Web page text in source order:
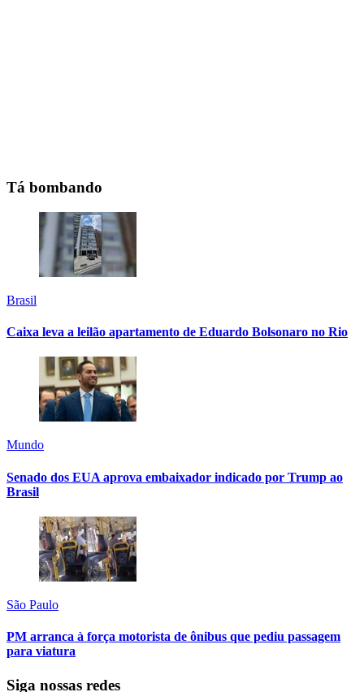
Tá bombando
Brasil
Caixa leva a leilão apartamento de Eduardo Bolsonaro no Rio
Mundo
Senado dos EUA aprova embaixador indicado por Trump ao
Brasil
São Paulo
PM arranca à força motorista de ônibus que pediu passagem
para viatura
Siga nossas redes